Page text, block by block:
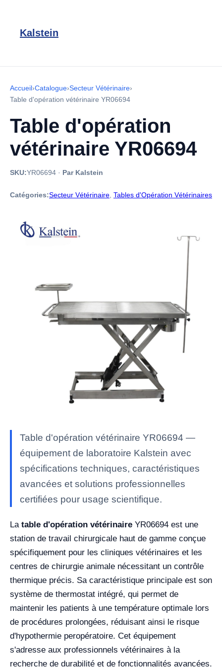
Kalstein
Accueil›Catalogue›Secteur Vétérinaire›
Table d'opération vétérinaire YR06694
Table d'opération
vétérinaire YR06694
SKU:YR06694 · Par Kalstein
Catégories:Secteur Vétérinaire Tables d'Opération Vétérinaires
Table d'opération vétérinaire YR06694 —
équipement de laboratoire Kalstein avec
spécifications techniques, caractéristiques
avancées et solutions professionnelles
certifiées pour usage scientifique.
La table d'opération vétérinaire YR06694 est une
station de travail chirurgicale haut de gamme conçue
spécifiquement pour les cliniques vétérinaires et les
centres de chirurgie animale nécessitant un contrôle
thermique précis. Sa caractéristique principale est son
système de thermostat intégré, qui permet de
maintenir les patients à une température optimale lors
de procédures prolongées, réduisant ainsi le risque
d'hypothermie peropératoire. Cet équipement
s'adresse aux professionnels vétérinaires à la
recherche de durabilité et de fonctionnalités avancées.